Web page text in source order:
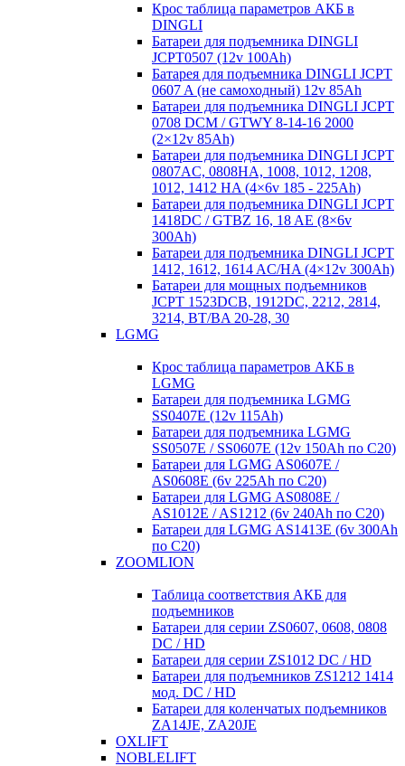
Крос таблица параметров АКБ в
DINGLI
Батареи для подъемника DINGLI
JCPT0507 (12v 100Ah)
Батарея для подъемника DINGLI JCPT
0607 A (не самоходный) 12v 85Ah
Батареи для подъемника DINGLI JCPT
0708 DCM / GTWY 8-14-16 2000
(2×12v 85Ah)
Батареи для подъемника DINGLI JCPT
0807AC, 0808HA, 1008, 1012, 1208,
1012, 1412 HA (4×6v 185 - 225Ah)
Батареи для подъемника DINGLI JCPT
1418DC / GTBZ 16, 18 AE (8×6v
300Ah)
Батареи для подъемника DINGLI JCPT
1412, 1612, 1614 AC/HA (4×12v 300Ah)
Батареи для мощных подъемников
JCPT 1523DCB, 1912DC, 2212, 2814,
3214, BT/BA 20-28, 30
LGMG
Крос таблица параметров АКБ в
LGMG
Батареи для подъемника LGMG
SS0407E (12v 115Ah)
Батареи для подъемника LGMG
SS0507E / SS0607E (12v 150Ah по С20)
Батареи для LGMG AS0607E /
AS0608E (6v 225Ah по С20)
Батареи для LGMG AS0808E /
AS1012E / AS1212 (6v 240Ah по С20)
Батареи для LGMG AS1413E (6v 300Ah
по С20)
ZOOMLION
Таблица соответствия АКБ для
подъемников
Батареи для серии ZS0607, 0608, 0808
DC / HD
Батареи для серии ZS1012 DC / HD
Батареи для подъемников ZS1212 1414
мод. DC / HD
Батареи для коленчатых подъемников
ZA14JE, ZA20JE
OXLIFT
NOBLELIFT